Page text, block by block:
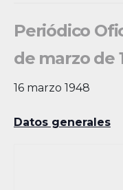
Periódico
de marzo de
16 marzo 1948
Datos generales